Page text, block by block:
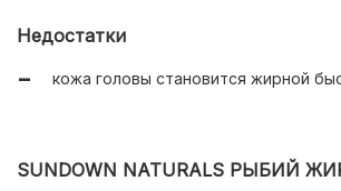
Недостатки
кожа головы становится жирной
SUNDOWN NATURALS РЫБИЙ